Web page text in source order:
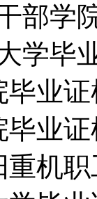
部学
学毕
业
业
机